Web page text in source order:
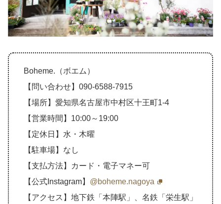
Boheme.（ボエム）
【問い合わせ】090‐6588‐7915
【場所】愛知県名古屋市中村区十王町1-4
【営業時間】10:00～19:00
【定休日】水・木曜
【駐車場】なし
【支払方法】カード・電子マネー可
【公式Instagram】 @boheme.nagoya
【アクセス】地下鉄「本陣駅」、名鉄「栄生駅」